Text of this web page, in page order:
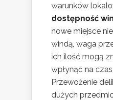
warunków
dostępność
nowe miejsce
windą, waga
ich ilość mogą
wpłynąć na
Przewożenie
dużych